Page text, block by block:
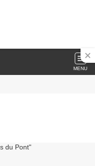
MENU